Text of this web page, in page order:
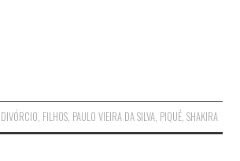
DIVÓRCIO, FILHOS, PAULO VIEIRA DA SILVA, PIQUÉ, SHAKIRA